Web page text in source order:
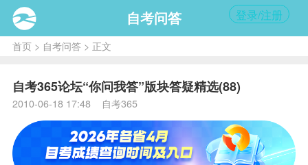
自考问答 登录/注册
首页> 自考问答> 正文
自考365论坛“你问我答”版块答疑精选(88)
2010-06-18 17:48 自考365